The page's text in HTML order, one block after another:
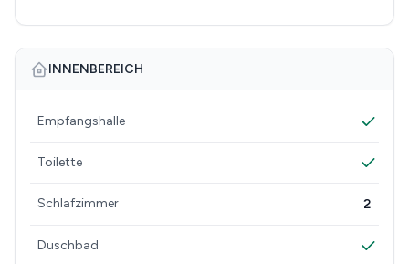
INNENBEREICH
Empfangshalle
Toilette
Schlafzimmer 2
Duschbad